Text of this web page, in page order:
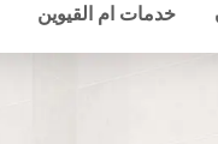
خدمات ام القيوين